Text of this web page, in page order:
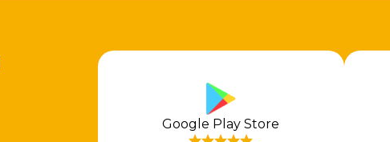
Google Play Store